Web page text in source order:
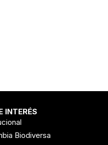
INTERÉS
Biodiversa